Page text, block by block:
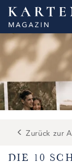
Skip
content
Zurück zur
DIE 10